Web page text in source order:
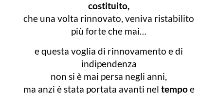
costituito,
che una volta rinnovato, veniva ristabilito
più forte che mai…
e questa voglia di rinnovamento e di
indipendenza
non si è mai persa negli anni,
ma anzi è stata portata avanti nel tempoe